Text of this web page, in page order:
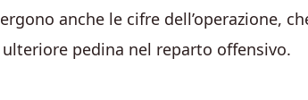
anche le cifre dell’operazione,
pedina nel reparto offensivo.